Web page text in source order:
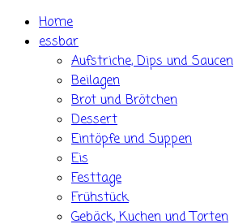
Skip Home
essbar
Aufstriche, Dips und Saucen
Beilagen
Brot und Brötchen
Dessert
Eintöpfe und Suppen
Eis
Festtage
Frühstück
Gebäck, Kuchen und Torten